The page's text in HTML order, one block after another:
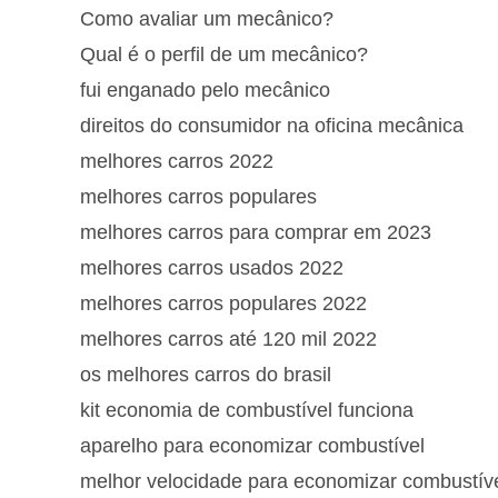
Como avaliar um mecânico?
Qual é o perfil de um mecânico?
fui enganado pelo mecânico
direitos do consumidor na oficina mecânica
melhores carros 2022
melhores carros populares
melhores carros para comprar em 2023
melhores carros usados 2022
melhores carros populares 2022
melhores carros até 120 mil 2022
os melhores carros do brasil
kit economia de combustível funciona
aparelho para economizar combustível
melhor velocidade para economizar